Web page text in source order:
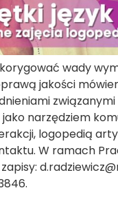
wady
jakości
narzędziem
logopedią
W ramach